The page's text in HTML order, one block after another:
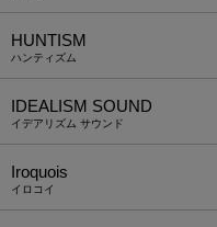
HUNTISM
ハンティズム
IDEALISM SOUND
イデアリズム サウンド
Iroquois
イロコイ